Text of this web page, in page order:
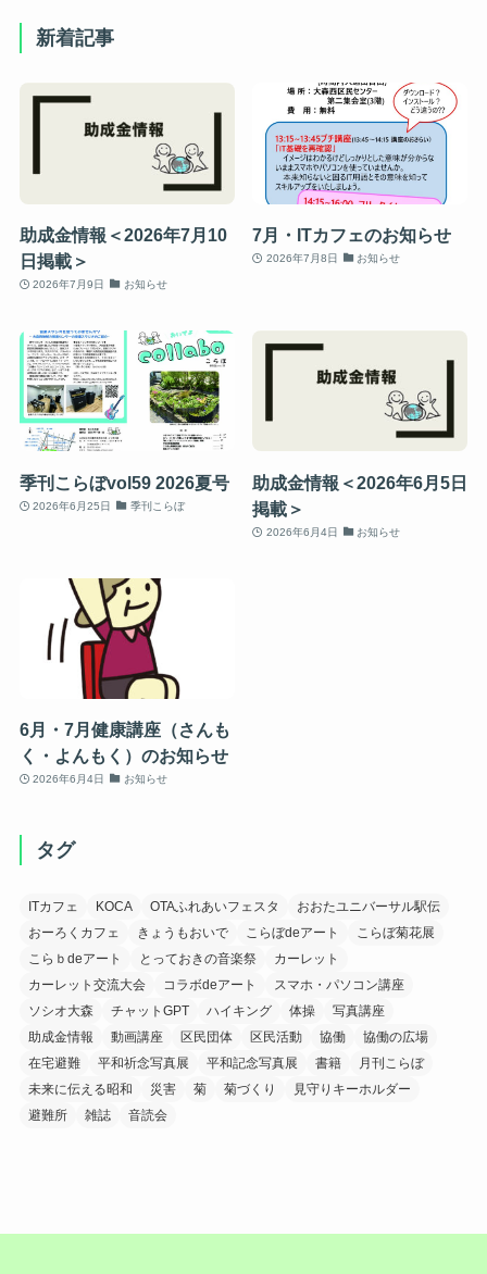
新着記事
助成金情報＜2026年7月10
日掲載＞
2026年7月9日 お知らせ
7月・ITカフェのお知らせ
2026年7月8日 お知らせ
季刊こらぼvol59 2026夏号
2026年6月25日 季刊こらぼ
助成金情報＜2026年6月5日
掲載＞
2026年6月4日 お知らせ
6月・7月健康講座（さんも
く・よんもく）のお知らせ
2026年6月4日 お知らせ
タグ
ITカフェ KOCA OTAふれあいフェスタ
おおたユニバーサル駅伝
おーろくカフェ
きょうもおいで こらぼdeアート
こらぼ菊花展
こらｂdeアート
とっておきの音楽祭
カーレット
カーレット交流大会
コラボdeアート
スマホ・パソコン講座
ソシオ大森
チャットGPT ハイキング 体操
写真講座
助成金情報
動画講座 区民団体 区民活動 協働
協働の広場
在宅避難
平和祈念写真展 平和記念写真展 書籍
月刊こらぼ
未来に伝える昭和
災害 菊 菊づくり
見守りキーホルダー
避難所
雑誌 音読会